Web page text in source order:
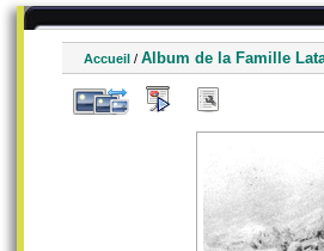
Accueil / Album de la Famille